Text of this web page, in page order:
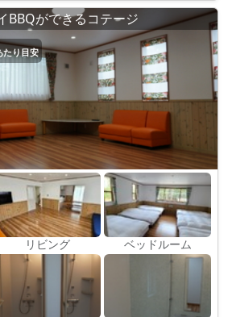
BBQができるコテージ
たり目安
リビング ベッドルーム